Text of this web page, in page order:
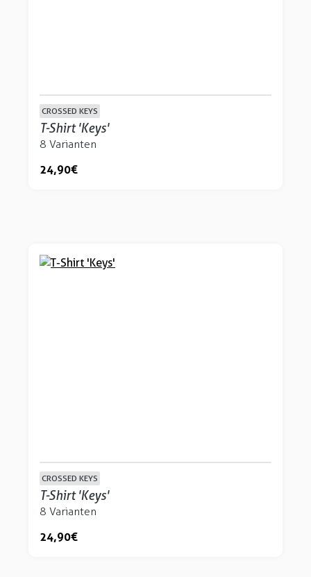
CROSSED KEYS
T-Shirt 'Keys'
8 Varianten
24,90 €
CROSSED KEYS
T-Shirt 'Keys'
8 Varianten
24,90 €